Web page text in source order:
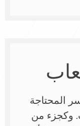
المحتاجة
وكجزء من